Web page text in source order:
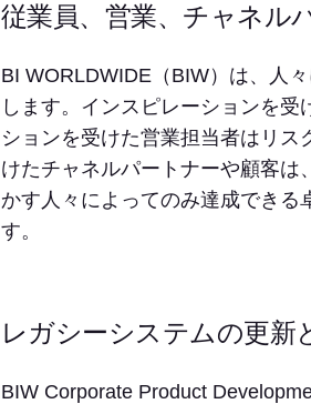
従業員、営業、チャネル
BI WORLDWIDE（BIW）は、人
します。インスピレーションを
ションを受けた営業担当者はリ
けたチャネルパートナーや顧客
かす人々によってのみ達成できる
す。
レガシーシステムの更新
BIW Corporate Product